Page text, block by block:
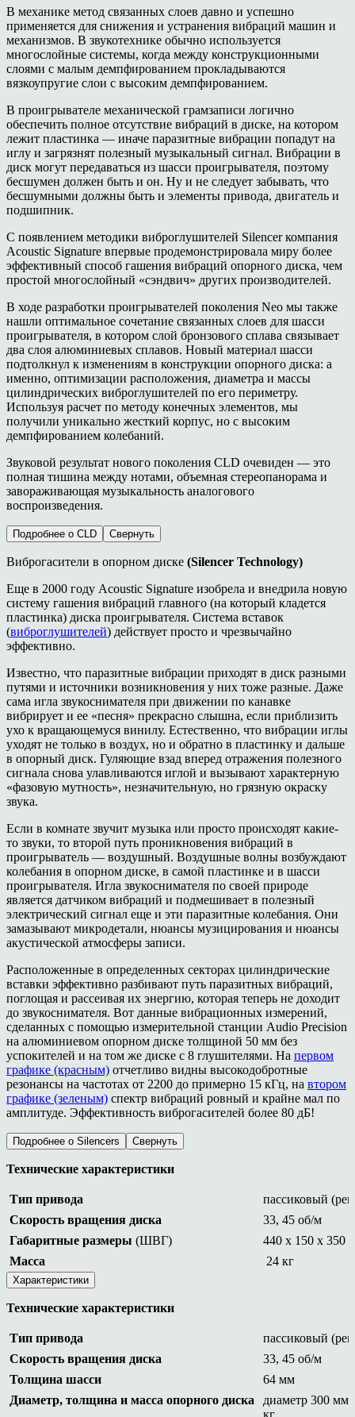
В механике метод связанных слоев давно и успешно
применяется для снижения и устранения вибраций машин и
механизмов. В звукотехнике обычно используется
многослойные системы, когда между конструкционными
слоями с малым демпфированием прокладываются
вязкоупругие слои с высоким демпфированием.
В проигрывателе механической грамзаписи логично
обеспечить полное отсутствие вибраций в диске, на котором
лежит пластинка — иначе паразитные вибрации попадут на
иглу и загрязнят полезный музыкальный сигнал. Вибрации в
диск могут передаваться из шасси проигрывателя, поэтому
бесшумен должен быть и он. Ну и не следует забывать, что
бесшумными должны быть и элементы привода, двигатель и
подшипник.
С появлением методики виброглушителей Silencerкомпания
Acoustic Signature впервые продемонстрировала миру более
эффективный способ гашения вибраций опорного диска, чем
простой многослойный «сэндвич» других производителей.
В ходе разработки проигрывателей поколения Neo мы также
нашли оптимальное сочетание связанных слоев для шасси
проигрывателя, в котором слой бронзового сплава связывает
два слоя алюминиевых сплавов. Новый материал шасси
подтолкнул к изменениям в конструкции опорного диска: а
именно, оптимизации расположения, диаметра и массы
цилиндрических виброглушителей по его периметру.
Используя расчет по методу конечных элементов, мы
получили уникально жесткий корпус, но с высоким
демпфированием колебаний.
Звуковой результат нового поколения CLD очевиден — это
полная тишина между нотами, объемная стереопанорама и
завораживающая музыкальность аналогового
воспроизведения.
Подробнее о CLD Свернуть
Виброгасители в опорном диске (Silencer Technology)
Еще в 2000 году Acoustic Signature изобрела и внедрила новую
систему гашения вибраций главного (на который кладется
пластинка) диска проигрывателя. Система вставок
(виброглушителей) действует просто и чрезвычайно
эффективно.
Известно, что паразитные вибрации приходят в диск разными
путями и источники возникновения у них тоже разные. Даже
сама игла звукоснимателя при движении по канавке
вибрирует и ее «песня» прекрасно слышна, если приблизить
ухо к вращающемуся винилу. Естественно, что вибрации иглы
уходят не только в воздух, но и обратно в пластинку и дальше
в опорный диск. Гуляющие взад вперед отражения полезного
сигнала снова улавливаются иглой и вызывают характерную
«фазовую мутность», незначительную, но грязную окраску
звука.
Если в комнате звучит музыка или просто происходят какие-
то звуки, то второй путь проникновения вибраций в
проигрыватель — воздушный. Воздушные волны возбуждают
колебания в опорном диске, в самой пластинке и в шасси
проигрывателя. Игла звукоснимателя по своей природе
является датчиком вибраций и подмешивает в полезный
электрический сигнал еще и эти паразитные колебания. Они
замазывают микродетали, нюансы музицирования и нюансы
акустической атмосферы записи.
Расположенные в определенных секторах цилиндрические
вставки эффективно разбивают путь паразитных вибраций,
поглощая и рассеивая их энергию, которая теперь не доходит
до звукоснимателя. Вот данные вибрационных измерений,
сделанных с помощью измерительной станции Audio Precision
на алюминиевом опорном диске толщиной 50 мм без
успокителей и на том же диске с 8 глушителями. На первом
графике (красным) отчетливо видны высокодобротные
резонансы на частотах от 2200 до примерно 15 кГц, на втором
графике (зеленым) спектр вибраций ровный и крайне мал по
амплитуде. Эффективность виброгасителей более 80 дБ!
Подробнее о Silencers Свернуть
Технические характеристики
Тип привода
пассиковый
Скорость вращения диска
33, 45 об/м
Габаритные размеры (ШВГ)
440 x 150 x 350
Масса
24 кг
Характеристики
Технические характеристики
Тип привода
пассиковый
Скорость вращения диска
33, 45 об/м
Толщина шасси
64 мм
Диаметр, толщина и масса опорного диска
диаметр 300
кг